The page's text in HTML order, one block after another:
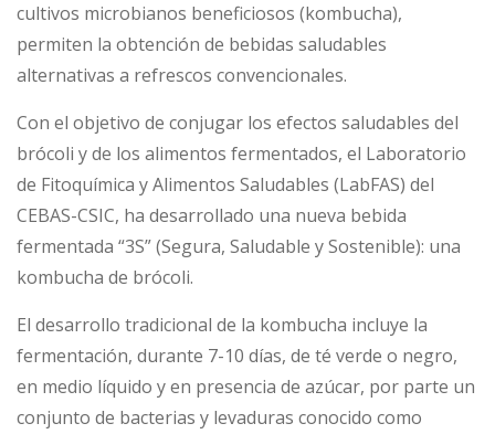
cultivos microbianos beneficiosos (kombucha),
permiten la obtención de bebidas saludables
alternativas a refrescos convencionales.
Con el objetivo de conjugar los efectos saludables del
brócoli y de los alimentos fermentados, el Laboratorio
de Fitoquímica y Alimentos Saludables (LabFAS) del
CEBAS-CSIC, ha desarrollado una nueva bebida
fermentada “3S” (Segura, Saludable y Sostenible): una
kombucha de brócoli.
El desarrollo tradicional de la kombucha incluye la
fermentación, durante 7-10 días, de té verde o negro,
en medio líquido y en presencia de azúcar, por parte un
conjunto de bacterias y levaduras conocido como